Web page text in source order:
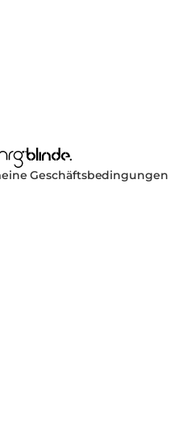
Bioethanol
Blinde Design
Geschäftsbedingungen